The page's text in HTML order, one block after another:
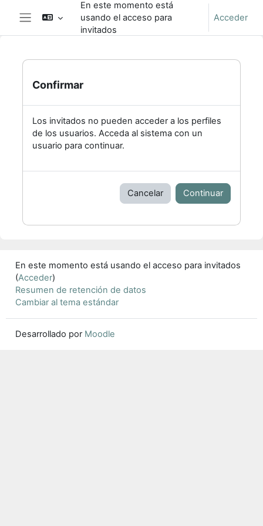
Salta al contenido principalEn este momento está
usando el acceso para
invitados
Acceder
Confirmar
Los invitados no pueden acceder a los perfiles
de los usuarios. Acceda al sistema con un
usuario para continuar.
Cancelar Continuar
En este momento está usando el acceso para invitados
(Acceder)
Resumen de retención de datos
Cambiar al tema estándar
Desarrollado por Moodle